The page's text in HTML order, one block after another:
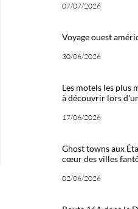
07/07/2026
Voyage ouest
30/06/2026
Les motels les plus
à découvrir lors
17/06/2026
Ghost towns aux
cœur des villes
02/06/2026